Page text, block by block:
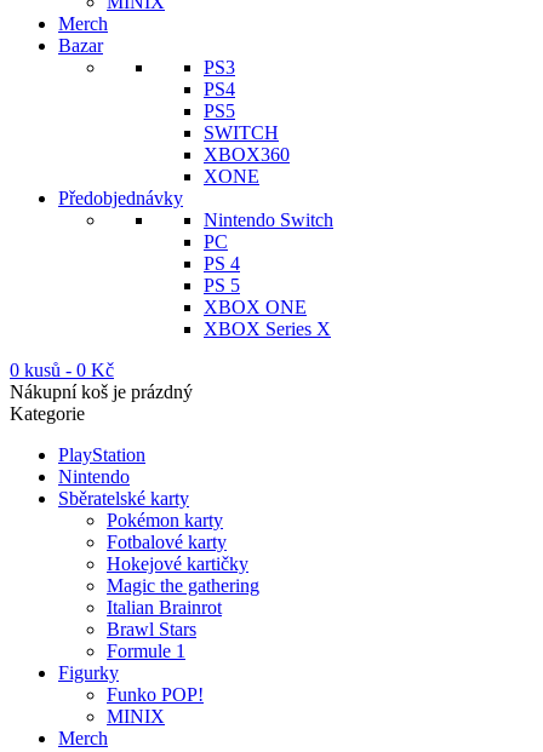
Merch
Bazar
PS3
PS4
PS5
SWITCH
XBOX360
XONE
Předobjednávky
Nintendo Switch
PC
PS 4
PS 5
XBOX ONE
XBOX Series X
0 kusů - 0 Kč
Nákupní koš je prázdný
Kategorie
PlayStation
Nintendo
Sběratelské karty
Pokémon karty
Fotbalové karty
Hokejové kartičky
Magic the gathering
Italian Brainrot
Brawl Stars
Formule 1
Figurky
Funko POP!
MINIX
Merch